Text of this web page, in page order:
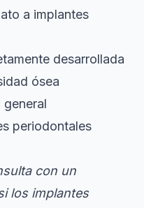
a implantes
desarrollada
ósea
general
periodontales
con un
los implantes